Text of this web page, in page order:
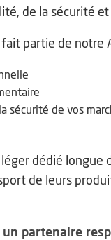
de la sécurité
partie de notre
sécurité de vos
dédié longue
de leurs
un partenaire